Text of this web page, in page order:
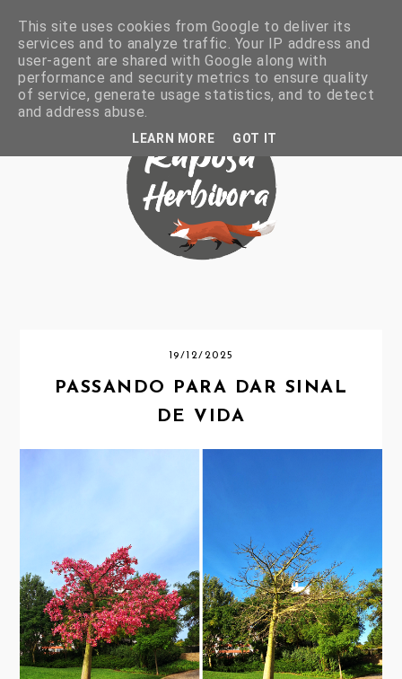
19/12/2025
PASSANDO PARA DAR SINAL
DE VIDA
This site uses cookies from Google to deliver its
services and to analyze traffic. Your IP address and
user-agent are shared with Google along with
performance and security metrics to ensure quality
of service, generate usage statistics, and to detect
and address abuse.
LEARN MORE GOT IT